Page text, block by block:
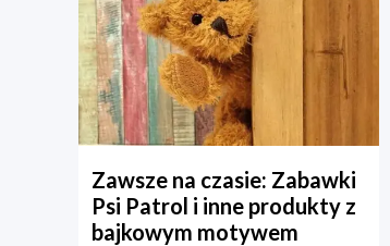
Zawsze na czasie: Zabawki
Psi Patrol i inne produkty z
bajkowym motywem